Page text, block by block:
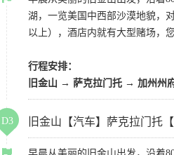
湖，一览美国中西部沙漠地貌，
以上），酒店内就有大型赌场，
行程安排：
旧金山 → 萨克拉门托 → 加州州
D3 旧金山【汽车】萨克拉门托